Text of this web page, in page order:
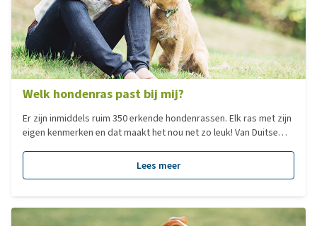
Welk hondenras past bij mij?
Er zijn inmiddels ruim 350 erkende hondenrassen. Elk ras met zijn
eigen kenmerken en dat maakt het nou net zo leuk! Van Duitse
mensen zoeken een hond op basis van het formaat. Dit zegt
echter niks over het karakter van een hond en dus ook niet of
Lees meer